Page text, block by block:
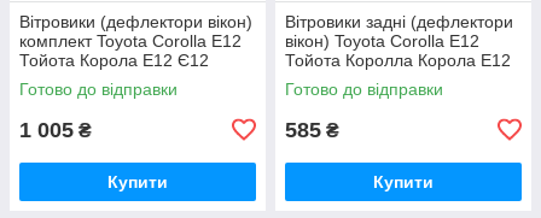
Вітровики (дефлектори вікон)
комплект Toyota Corolla E12
Тойота Корола Е12 Є12
Королла Каролла
Готово до відправки
1 005 ₴
Купити
Вітровики задні (дефлектори
вікон) Toyota Corolla E12
Тойота Королла Корола Е12
Є12
Готово до відправки
585 ₴
Купити